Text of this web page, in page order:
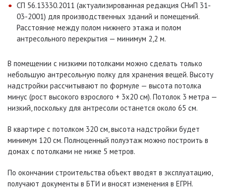
СП 56.13330.2011 (актуализированная редакция СНиП 31-
03-2001) для производственных зданий и помещений.
Расстояние между полом нижнего этажа и полом
антресольного перекрытия — минимум 2,2 м.
В помещении с низкими потолками можно сделать только
небольшую антресольную полку для хранения вещей. Высоту
надстройки рассчитывают по формуле — высота потолка
минус (рост высокого взрослого + 3х20 см). Потолок 3 метра —
низкий, поскольку для антресоли останется около 65 см.
В квартире с потолком 320 см, высота надстройки будет
минимум 120 см. Полноценный полуэтаж можно построить в
домах с потолками не ниже 5 метров.
По окончании строительства объект вводят в эксплуатацию,
получают документы в БТИ и вносят изменения в ЕГРН.